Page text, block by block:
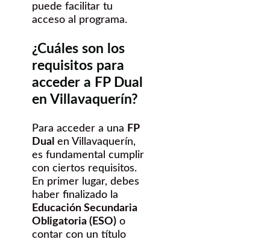
puede facilitar tu
acceso al programa.
¿Cuáles son los
requisitos para
acceder a FP Dual
en Villavaquerín?
Para acceder a una FP
Dual en Villavaquerín,
es fundamental cumplir
con ciertos requisitos.
En primer lugar, debes
haber finalizado la
Educación Secundaria
Obligatoria (ESO) o
contar con un título